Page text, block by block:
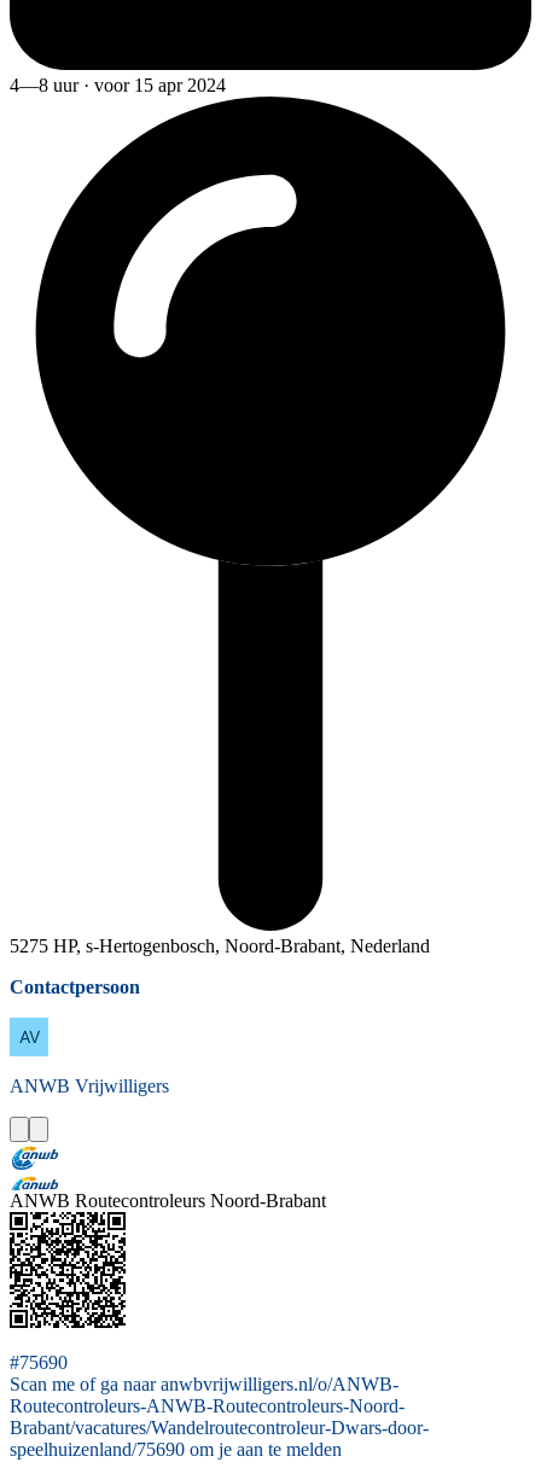
4—8 uur · voor 15 apr 2024
5275 HP, s-Hertogenbosch, Noord-Brabant, Nederland
Contactpersoon
ANWB Vrijwilligers
ANWB Routecontroleurs Noord-Brabant
#75690
Scan me of ga naar anwbvrijwilligers.nl/o/ANWB-
Routecontroleurs-ANWB-Routecontroleurs-Noord-
Brabant/vacatures/Wandelroutecontroleur-Dwars-door-
speelhuizenland/75690 om je aan te melden